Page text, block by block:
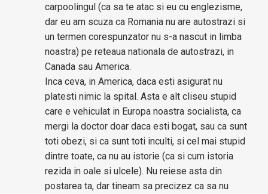
carpoolingul (ca sa te atac si eu cu englezisme,
dar eu am scuza ca Romania nu are autostrazi si
un termen corespunzator nu s-a nascut in limba
noastra) pe reteaua nationala de autostrazi, in
Canada sau America.
Inca ceva, in America, daca esti asigurat nu
platesti nimic la spital. Asta e alt cliseu stupid
care e vehiculat in Europa noastra socialista, ca
mergi la doctor doar daca esti bogat, sau ca sunt
toti obezi, si ca sunt toti inculti, si cel mai stupid
dintre toate, ca nu au istorie (ca si cum istoria
rezida in oale si ulcele). Nu reiese asta din
postarea ta, dar tineam sa precizez ca sa nu